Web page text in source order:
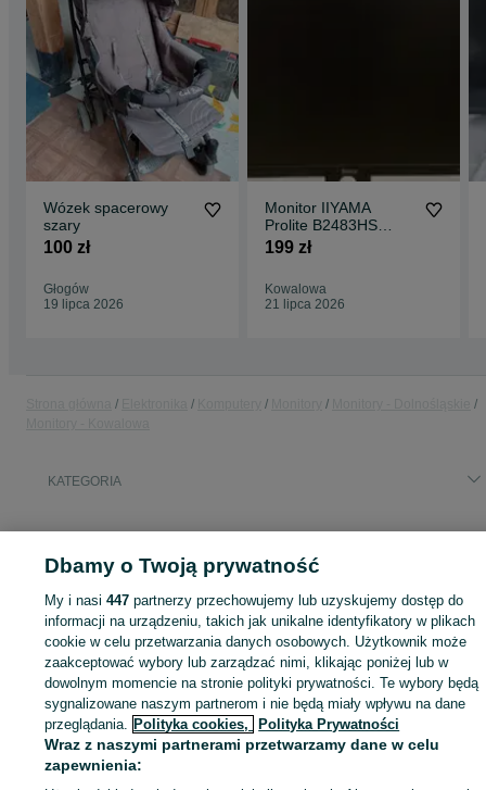
Wózek spacerowy
szary
100 zł
Głogów
19 lipca 2026
Monitor IIYAMA
Prolite B2483HS
24cale super stan
199 zł
Kowalowa
21 lipca 2026
KATEGORIA
Zaloguj się lub załóż konto na OLX, aby skontaktować się z
sprzedającym
Zaloguj się / Załóż konto
Dbamy o Twoją prywatność
My i nasi447 partnerzy przechowujemy lub uzyskujemy dostęp do
informacji na urządzeniu, takich jak unikalne identyfikatory w plikach
cookie w celu przetwarzania danych osobowych. Użytkownik może
zaakceptować wybory lub zarządzać nimi, klikając poniżej lub w
dowolnym momencie na stronie polityki prywatności. Te wybory będą
sygnalizowane naszym partnerom i nie będą miały wpływu na dane
przeglądania. Polityka cookies, Polityka Prywatności
Wraz z naszymi partnerami przetwarzamy dane w celu
zapewnienia: